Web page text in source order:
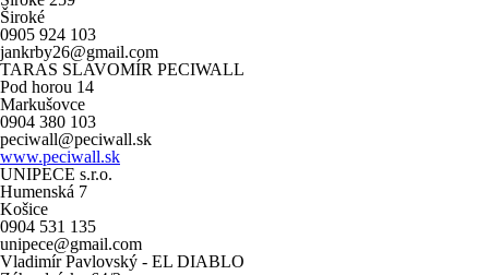
Široké
0905 924 103
jankrby26@gmail.com
TARAS SLAVOMÍR PECIWALL
Pod horou 14
Markušovce
0904 380 103
peciwall@peciwall.sk
www.peciwall.sk
UNIPECE s.r.o.
Humenská 7
Košice
0904 531 135
unipece@gmail.com
Vladimír Pavlovský - EL DIABLO